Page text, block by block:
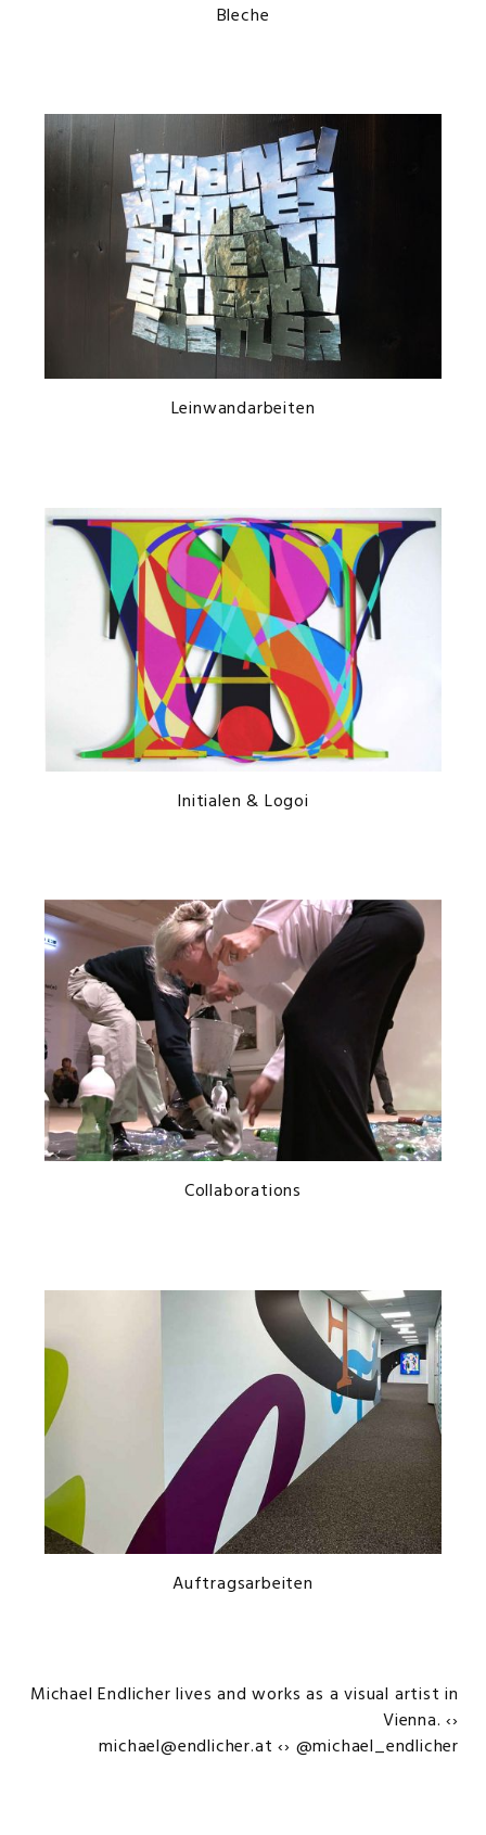
Bleche
Leinwandarbeiten
Initialen & Logoi
Collaborations
Auftragsarbeiten
Michael Endlicher lives and works as a visual artist in
Vienna. ‹›
michael@endlicher.at ‹› @michael_endlicher